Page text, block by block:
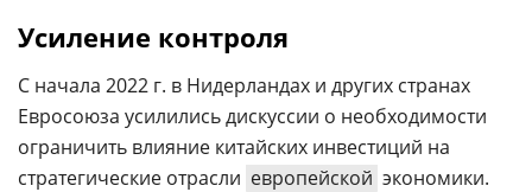
Усиление контроля
С начала 2022 г. в Нидерландах и других странах
Евросоюза усилились дискуссии о необходимости
ограничить влияние китайских инвестиций на
стратегические отрасли европейской экономики.